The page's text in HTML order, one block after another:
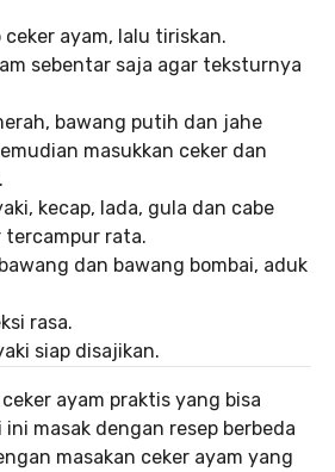
ayam, lalu tiriskan.
sebentar saja agar teksturnya
bawang putih dan jahe
masukkan ceker dan
kecap, lada, gula dan cabe
tercampur rata.
dan bawang bombai, aduk
rasa.
siap disajikan.
ayam praktis yang bisa
ini masak dengan resep berbeda
masakan ceker ayam yang